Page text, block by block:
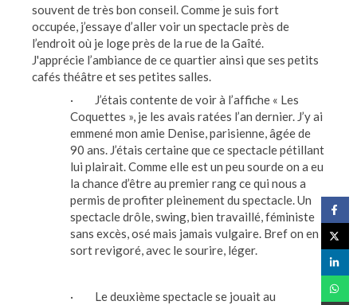
souvent de très bon conseil. Comme je suis fort
occupée, j’essaye d’aller voir un spectacle près de
l’endroit où je loge près de la rue de la Gaîté.
J'apprécie l’ambiance de ce quartier ainsi que ses petits
cafés théâtre et ses petites salles.
· J’étais contente de voir à l’affiche « Les
Coquettes », je les avais ratées l’an dernier. J’y ai
emmené mon amie Denise, parisienne, âgée de
90 ans. J’étais certaine que ce spectacle pétillant
lui plairait. Comme elle est un peu sourde on a eu
la chance d’être au premier rang ce qui nous a
permis de profiter pleinement du spectacle. Un
spectacle drôle, swing, bien travaillé, féministe
sans excès, osé mais jamais vulgaire. Bref on en
sort revigoré, avec le sourire, léger.
· Le deuxième spectacle se jouait au